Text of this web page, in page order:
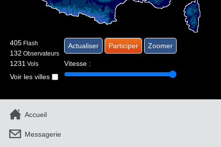
405 Flash
132 Observateurs
1231 Vols
Voir les villes
Vitesse :
Accueil
Messagerie